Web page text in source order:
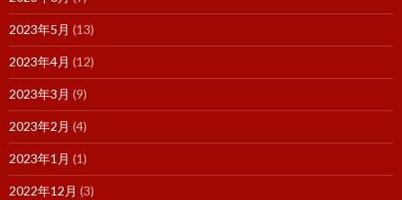
2023年5月 (13)
2023年4月 (12)
2023年3月 (9)
2023年2月 (4)
2023年1月 (1)
2022年12月 (3)